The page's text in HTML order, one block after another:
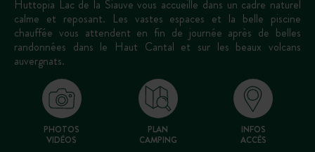
Huttopia Lac de la Siauve vous accueille dans un cadre naturel
calme et reposant. Les vastes espaces et la belle piscine
chauffée vous attendent en fin de journée après de belles
randonnées dans le Haut Cantal et sur les beaux volcans
auvergnats.
PHOTOS
VIDÉOS
PLAN
CAMPING
INFOS
ACCÈS